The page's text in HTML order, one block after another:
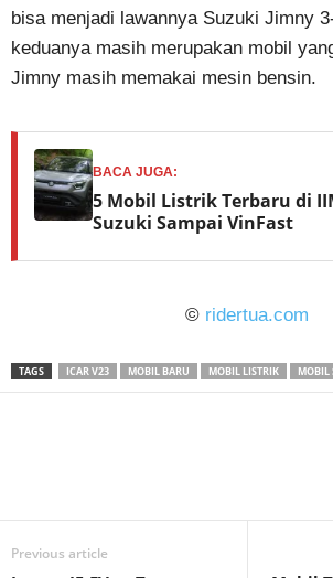
bisa menjadi lawannya Suzuki Jimny
keduanya masih merupakan mobil
Jimny masih memakai mesin bensin.
BACA JUGA:
5 Mobil Listrik Terbaru di
Suzuki Sampai VinFast
© ridertua.com
TAGS ICAR V23 MOBIL BARU MOBIL LISTRIK MOBIL
Previous article